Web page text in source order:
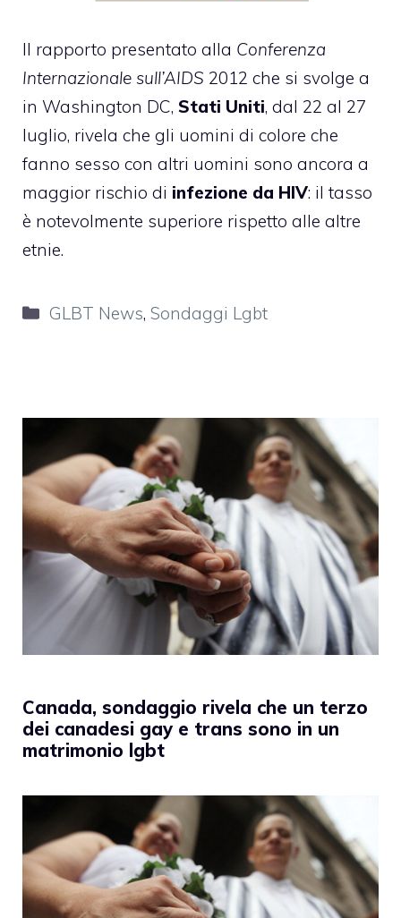
Il rapporto presentato alla Conferenza
Internazionale sull’AIDS 2012 che si svolge a
in Washington DC, Stati Uniti, dal 22 al 27
luglio, rivela che gli uomini di colore che
fanno sesso con altri uomini sono ancora a
maggior rischio di infezione da HIV: il tasso
è notevolmente superiore rispetto alle altre
etnie.
Categorie
GLBT News,Sondaggi Lgbt
Canada, sondaggio rivela che un terzo
dei canadesi gay e trans sono in un
matrimonio lgbt